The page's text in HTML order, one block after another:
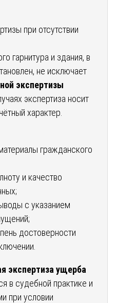
при отсутствии
гарнитура и здания, в
не исключает
экспертизы
экспертиза носит
характер.
гражданского
и качество
с указанием
достоверности
экспертиза ущерба
в судебной практике и
при условии